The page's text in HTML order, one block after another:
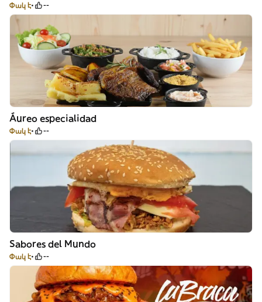
Փակ է --
Áureo especialidad
Փակ է --
Sabores del Mundo
Փակ է --